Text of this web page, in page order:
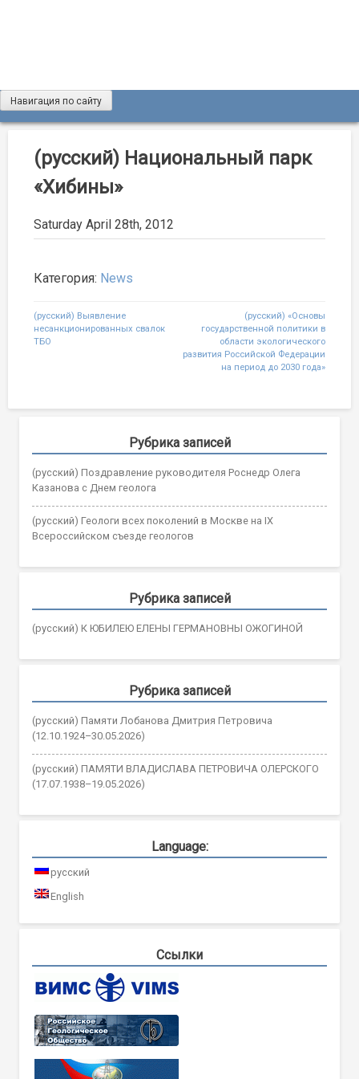
Журнал «Разведка и охрана недр»
Мы рады вас приветствовать на сайте журнала «Разведка
и охрана недр»
Навигация по сайту
(русский) Национальный парк
«Хибины»
Saturday April 28th, 2012
Категория: News
Post
navigation
(русский) Выявление
несанкционированных свалок
ТБО
(русский) «Основы
государственной политики в
области экологического
развития Российской Федерации
на период до 2030 года»
Рубрика записей
(русский) Поздравление руководителя Роснедр Олега
Казанова с Днем геолога
(русский) Геологи всех поколений в Москве на IX
Всероссийском съезде геологов
Рубрика записей
(русский) К ЮБИЛЕЮ ЕЛЕНЫ ГЕРМАНОВНЫ ОЖОГИНОЙ
Рубрика записей
(русский) Памяти Лобанова Дмитрия Петровича
(12.10.1924–30.05.2026)
(русский) ПАМЯТИ ВЛАДИСЛАВА ПЕТРОВИЧА ОЛЕРСКОГО
(17.07.1938–19.05.2026)
Language:
русский
English
Ссылки